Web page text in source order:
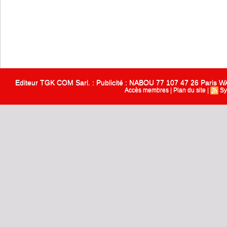
Editeur TGK COM Sarl. : Publicité : NABOU 77 107 47 26 Paris
Accès membres Plan du site